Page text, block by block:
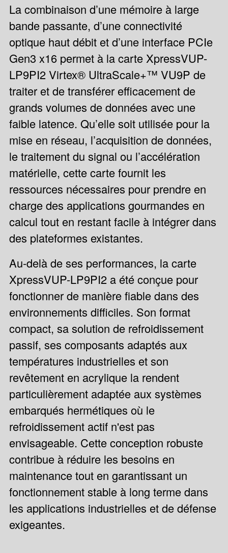
La combinaison d’une mémoire à large
bande passante, d’une connectivité
optique haut débit et d’une interface PCIe
Gen3 x16 permet à la carte XpressVUP-
LP9PI2 Virtex® UltraScale+™ VU9P de
traiter et de transférer efficacement de
grands volumes de données avec une
faible latence. Qu’elle soit utilisée pour la
mise en réseau, l’acquisition de données,
le traitement du signal ou l’accélération
matérielle, cette carte fournit les
ressources nécessaires pour prendre en
charge des applications gourmandes en
calcul tout en restant facile à intégrer dans
des plateformes existantes.
Au-delà de ses performances, la carte
XpressVUP-LP9PI2 a été conçue pour
fonctionner de manière fiable dans des
environnements difficiles. Son format
compact, sa solution de refroidissement
passif, ses composants adaptés aux
températures industrielles et son
revêtement en acrylique la rendent
particulièrement adaptée aux systèmes
embarqués hermétiques où le
refroidissement actif n'est pas
envisageable. Cette conception robuste
contribue à réduire les besoins en
maintenance tout en garantissant un
fonctionnement stable à long terme dans
les applications industrielles et de défense
exigeantes.